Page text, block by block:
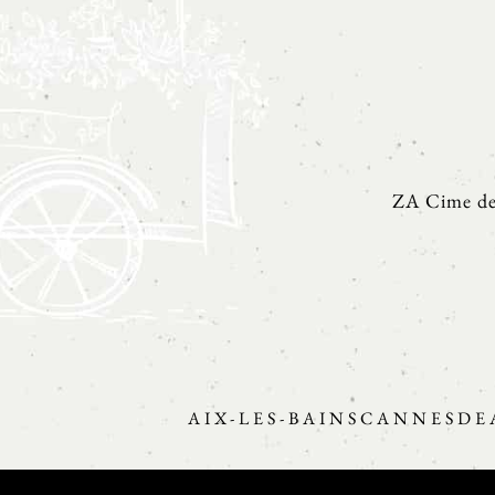
ZA Cime
AIX-LES-BAINSCANNES